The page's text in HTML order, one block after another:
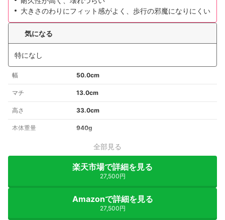
大きさのわりにフィット感がよく、歩行の邪魔になりにくい
気になる
特になし
幅 50.0cm
マチ 13.0cm
高さ 33.0cm
本体重量 940g
全部見る
楽天市場で詳細を見る
27,500円
Amazonで詳細を見る
27,500円